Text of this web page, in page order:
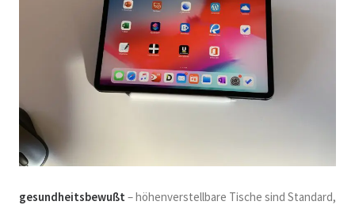
gesundheitsbewußt – höhenverstellbare Tische sind Standard,